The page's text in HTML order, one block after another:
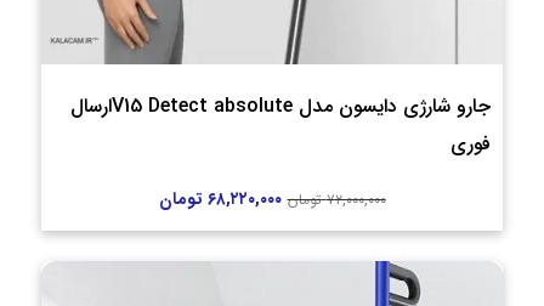
جارو شارژی دایسون مدل V15 Detect absoluteارسال
فوری
۷۲,۰۰۰,۰۰۰ تومان ۶۸,۲۲۰,۰۰۰ تومان